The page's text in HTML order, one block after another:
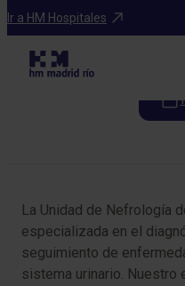
Ir a HM Hospitales
Especialidades
La Unidad de Nefrología
especializada en el
seguimiento de
sistema urinario. Nuestro